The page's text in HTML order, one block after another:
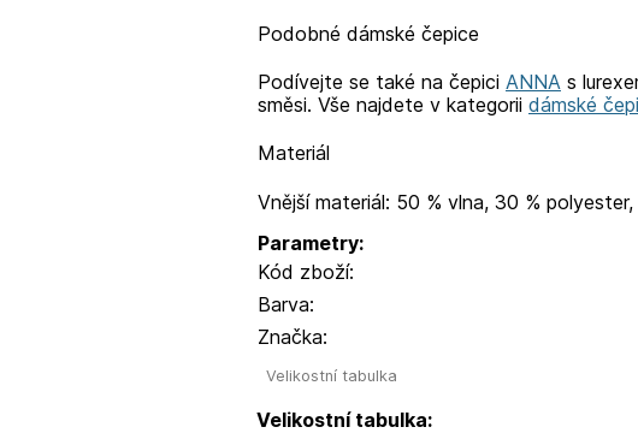
Podobné dámské čepice
Podívejte se také na čepici ANNAs
směsi. Vše najdete v kategorii dámské
Materiál
Vnější materiál: 50 % vlna, 30 %
Parametry:
Kód zboží:
Barva:
Značka:
Velikostní tabulka
Velikostní tabulka: